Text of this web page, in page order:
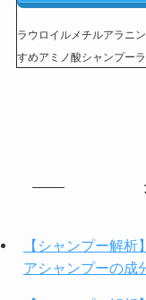
ラウロイルメチルアラニ
すめアミノ酸シャンプー
【シャンプー解
アシャンプーの成